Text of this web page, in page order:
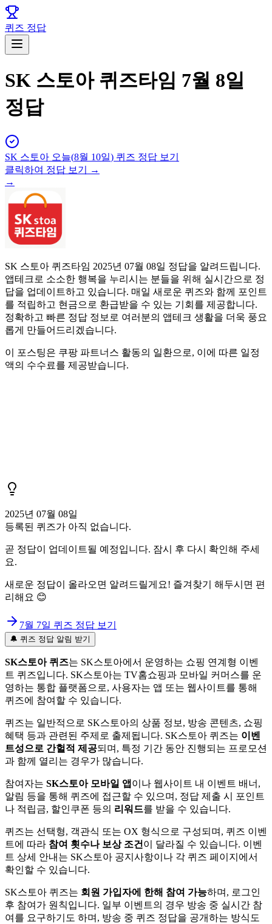
퀴즈 정답
SK 스토아 퀴즈타임 7월 8일
정답
SK 스토아 오늘(8월 10일) 퀴즈 정답 보기
클릭하여 정답 보기 →
→
SK 스토아 퀴즈타임 2025년 07월 08일 정답을 알려드립니다.
앱테크로 소소한 행복을 누리시는 분들을 위해 실시간으로 정
답을 업데이트하고 있습니다. 매일 새로운 퀴즈와 함께 포인트
를 적립하고 현금으로 환급받을 수 있는 기회를 제공합니다.
정확하고 빠른 정답 정보로 여러분의 앱테크 생활을 더욱 풍요
롭게 만들어드리겠습니다.
이 포스팅은 쿠팡 파트너스 활동의 일환으로, 이에 따른 일정
액의 수수료를 제공받습니다.
2025년 07월 08일
등록된 퀴즈가 아직 없습니다.
곧 정답이 업데이트될 예정입니다. 잠시 후 다시 확인해 주세
요.
새로운 정답이 올라오면 알려드릴게요! 즐겨찾기 해두시면 편
리해요 😊
7월 7일 퀴즈 정답 보기
🔔 퀴즈 정답 알림 받기
SK스토아 퀴즈는 SK스토아에서 운영하는 쇼핑 연계형 이벤
트 퀴즈입니다. SK스토아는 TV홈쇼핑과 모바일 커머스를 운
영하는 통합 플랫폼으로, 사용자는 앱 또는 웹사이트를 통해
퀴즈에 참여할 수 있습니다.
퀴즈는 일반적으로 SK스토아의 상품 정보, 방송 콘텐츠, 쇼핑
혜택 등과 관련된 주제로 출제됩니다. SK스토아 퀴즈는 이벤
트성으로 간헐적 제공되며, 특정 기간 동안 진행되는 프로모션
과 함께 열리는 경우가 많습니다.
참여자는 SK스토아 모바일 앱 이나 웹사이트 내 이벤트 배너,
알림 등을 통해 퀴즈에 접근할 수 있으며, 정답 제출 시 포인트
나 적립금, 할인쿠폰 등의 리워드를 받을 수 있습니다.
퀴즈는 선택형, 객관식 또는 OX 형식으로 구성되며, 퀴즈 이벤
트에 따라 참여 횟수나 보상 조건 이 달라질 수 있습니다. 이벤
트 상세 안내는 SK스토아 공지사항이나 각 퀴즈 페이지에서
확인할 수 있습니다.
SK스토아 퀴즈는 회원 가입자에 한해 참여 가능하며, 로그인
후 참여가 원칙입니다. 일부 이벤트의 경우 방송 중 실시간 참
여를 요구하기도 하며, 방송 중 퀴즈 정답을 공개하는 방식도